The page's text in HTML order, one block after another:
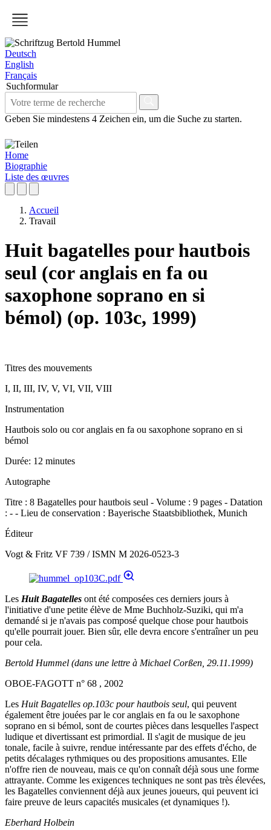
Deutsch
English
Français
Suchformular
Geben Sie mindestens 4 Zeichen ein, um die Suche zu starten.
Home
Biographie
Liste des œuvres
Accueil
Travail
Huit bagatelles pour hautbois
seul (cor anglais en fa ou
saxophone soprano en si
bémol) (op. 103c, 1999)
Titres des mouvements
I, II, III, IV, V, VI, VII, VIII
Instrumentation
Hautbois solo ou cor anglais en fa ou saxophone soprano en si
bémol
Durée: 12 minutes
Autographe
Titre : 8 Bagatelles pour hautbois seul - Volume : 9 pages - Datation
: - - Lieu de conservation : Bayerische Staatsbibliothek, Munich
Éditeur
Vogt & Fritz VF 739 / ISMN M 2026-0523-3
Les Huit Bagatelles ont été composées ces derniers jours à
l'initiative d'une petite élève de Mme Buchholz-Suziki, qui m'a
demandé si je n'avais pas composé quelque chose pour hautbois
qu'elle pourrait jouer. Bien sûr, elle devra encore s'entraîner un peu
pour cela.
Bertold Hummel (dans une lettre à Michael Corßen, 29.11.1999)
OBOE-FAGOTT n° 68 , 2002
Les Huit Bagatelles op.103c pour hautbois seul, qui peuvent
également être jouées par le cor anglais en fa ou le saxophone
soprano en si bémol, sont de courtes pièces dans lesquelles l'aspect
ludique et divertissant est primordial. Il s'agit de musique de jeu
tonale, facile à suivre, rendue intéressante par des effets d'écho, de
petits décalages rythmiques ou des propositions amusantes. Elle
n'offre rien de nouveau, mais ce qu'on connaît déjà sous une forme
attrayante. Comme les exigences techniques ne sont pas très élevées,
les Bagatelles conviennent déjà aux jeunes joueurs, qui peuvent ici
faire preuve de leurs capacités musicales (et dynamiques !).
Eberhard Holbein